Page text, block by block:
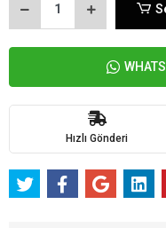
Hızlı Gönderi